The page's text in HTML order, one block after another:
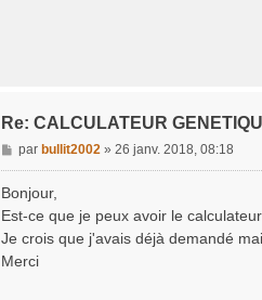
Re: CALCULATEUR
M
e
a
g
e
par bullit2002 » 26 janv. 2018, 08:18
Bonjour,
Est-ce que je peux avoir le
Je crois que j'avais déjà demandé
Merci